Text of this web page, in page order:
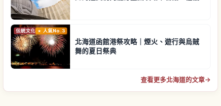
伝統文化 人氣No.3
北海道函館港祭攻略｜煙火、遊行與烏賊
舞的夏日祭典
查看更多北海道的文章→